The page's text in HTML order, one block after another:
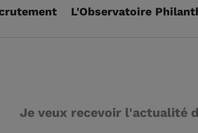
L'Observatoire
Je veux recevoir l'actualité